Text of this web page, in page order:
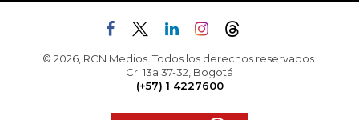
© 2026, RCN Medios. Todos los derechos reservados.
Cr. 13a 37-32, Bogotá
(+57) 1 4227600